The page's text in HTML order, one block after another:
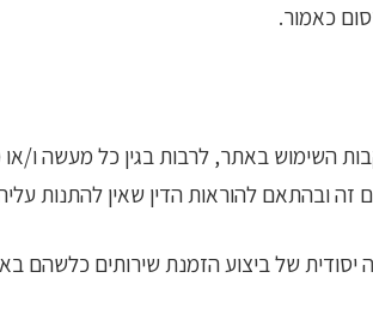
כאמור.
השימוש באתר, לרבות בגין כל מעשה ו/
ובהתאם להוראות הדין שאין להתנות
של ביצוע הזמנת שירותים כלשהם